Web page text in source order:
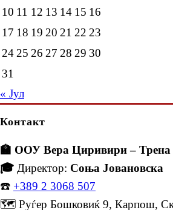
10 11 12 13 14 15 16
17 18 19 20 21 22 23
24 25 26 27 28 29 30
31
« Јул
Контакт
🏫 ООУ Вера Циривири – Трена
🎓 Директор: Соња Јовановска
☎️ +389 2 3068 507
🗺️ Руѓер Бошковиќ 9, Карпош,